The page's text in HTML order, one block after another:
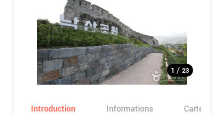
1 / 23
Introduction Informations Carte